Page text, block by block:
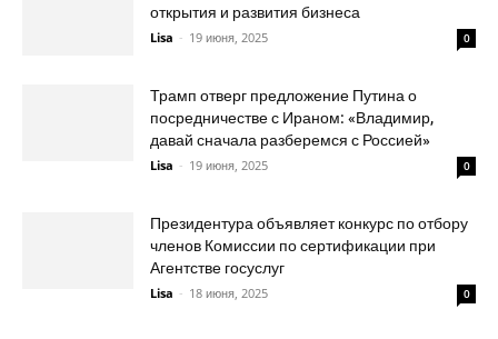
открытия и развития бизнеса
Lisa - 19 июня, 2025 0
Трамп отверг предложение Путина о
посредничестве с Ираном: «Владимир,
давай сначала разберемся с Россией»
Lisa - 19 июня, 2025 0
Президентура объявляет конкурс по отбору
членов Комиссии по сертификации при
Агентстве госуслуг
Lisa - 18 июня, 2025 0